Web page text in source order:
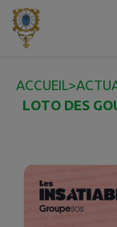
Contenu
ACCUEIL>
LOTO DES